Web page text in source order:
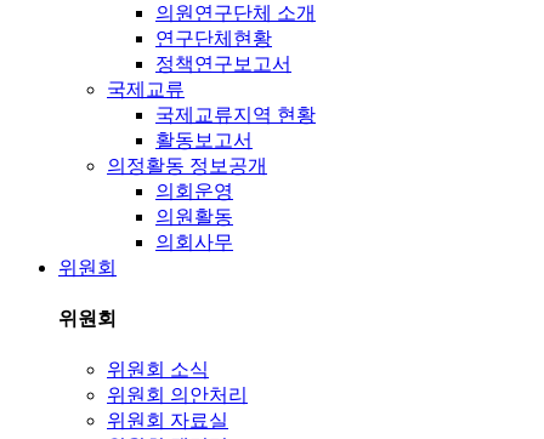
의원연구단체 소개
연구단체현황
정책연구보고서
국제교류
국제교류지역 현황
활동보고서
의정활동 정보공개
의회운영
의원활동
의회사무
위원회
위원회
위원회 소식
위원회 의안처리
위원회 자료실